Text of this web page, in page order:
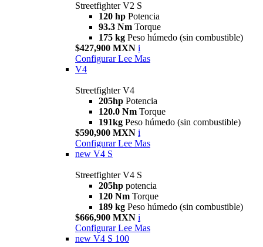
Streetfighter V2 S
120 hp Potencia
93.3 Nm Torque
175 kg Peso húmedo (sin combustible)
$427,900 MXN i
Configurar Lee Mas
V4
Streetfighter V4
205hp Potencia
120.0 Nm Torque
191kg Peso húmedo (sin combustible)
$590,900 MXN i
Configurar Lee Mas
new V4 S
Streetfighter V4 S
205hp potencia
120 Nm Torque
189 kg Peso húmedo (sin combustible)
$666,900 MXN i
Configurar Lee Mas
new V4 S 100